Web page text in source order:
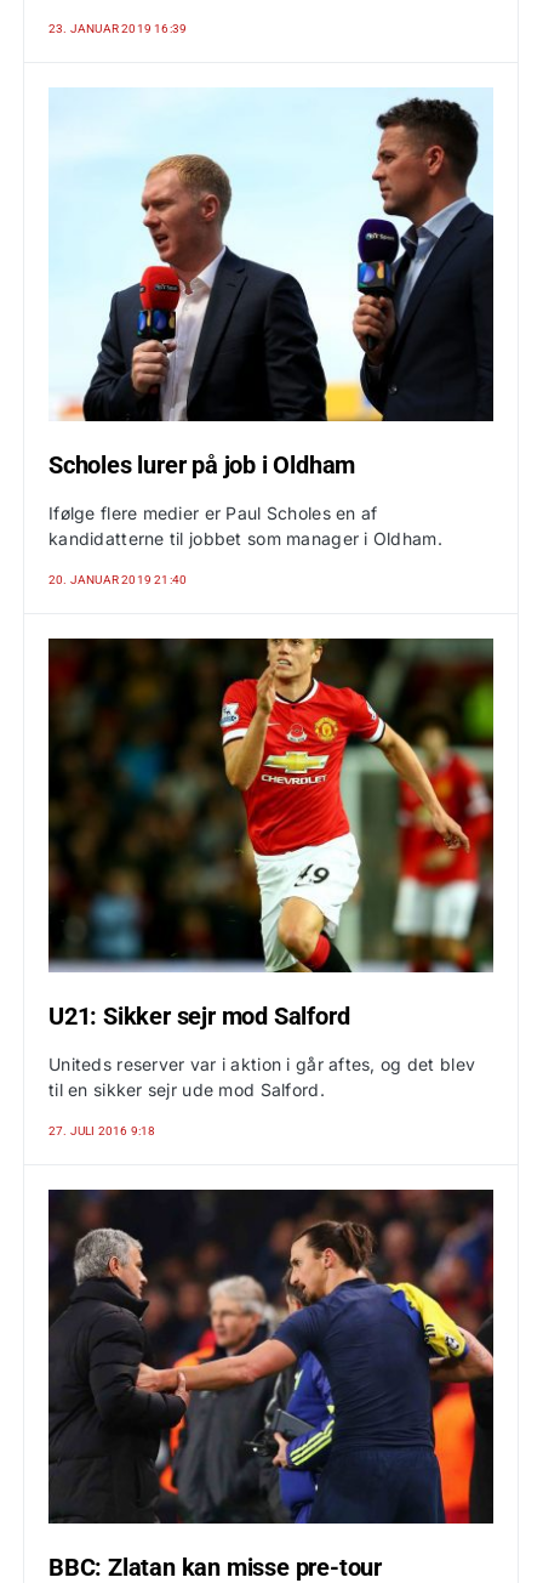
23. JANUAR 2019 16:39
Scholes lurer på job i Oldham
Ifølge flere medier er Paul Scholes en af
kandidatterne til jobbet som manager i Oldham.
20. JANUAR 2019 21:40
U21: Sikker sejr mod Salford
Uniteds reserver var i aktion i går aftes, og det blev
til en sikker sejr ude mod Salford.
27. JULI 2016 9:18
BBC: Zlatan kan misse pre-tour